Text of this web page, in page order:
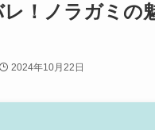
！ノラガミの
2024年10月22日